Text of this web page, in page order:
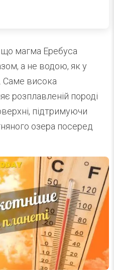
магма Еребуса
а не водою, як у
Саме висока
розплавленій породі
підтримуючи
озера посеред